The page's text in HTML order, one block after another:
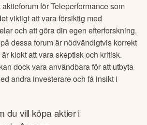
aktieforum förTeleperformancesom
viktigt att vara försiktig med
och att göra din egen efterforskning.
dessa forum är nödvändigtvis korrekt
klokt att vara skeptisk och kritisk.
dock vara användbara för att utbyta
andra investerare och få insikt i
du vill köpa aktier i